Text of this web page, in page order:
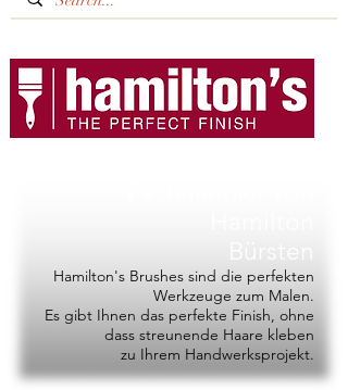
Hamilton's Brushes sind die perfekten
Werkzeuge zum Malen.
Es gibt Ihnen das perfekte Finish, ohne
dass streunende Haare kleben
zu Ihrem Handwerksprojekt.